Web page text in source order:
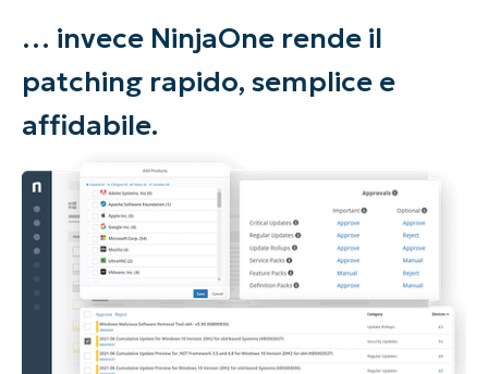
… invece NinjaOne rende il
patching rapido, semplice e
affidabile.